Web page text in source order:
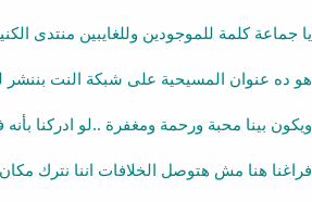
يا جماعة كلمة للموجودين وللغايبين منتدى
هو ده عنوان المسيحية على شبكة النت بننشر
ويكون بينا محبة ورحمة ومغفرة ..لو ادركنا
فراغنا هنا مش هتوصل الخلافات اننا نترك